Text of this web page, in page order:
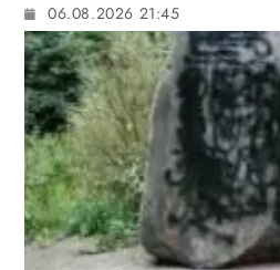
06.08.2026 21:45